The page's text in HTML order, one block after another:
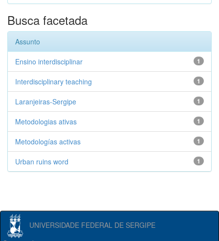
Busca facetada
Assunto
1
Ensino interdisciplinar
1
Interdisciplinary teaching
1
Laranjeiras-Sergipe
1
Metodologias ativas
1
Metodologías activas
1
Urban ruins word
UNIVERSIDADE FEDERAL DE SERGIPE